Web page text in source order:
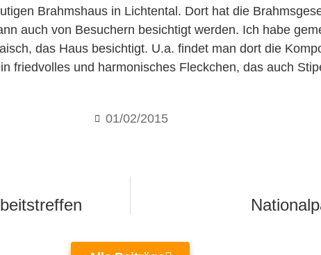
Brahmshaus in Lichtental. Dort hat die
auch von Besuchern besichtigt werden. Ich habe
das Haus besichtigt. U.a. findet man dort die
friedvolles und harmonisches Fleckchen, das auch
01/02/2015